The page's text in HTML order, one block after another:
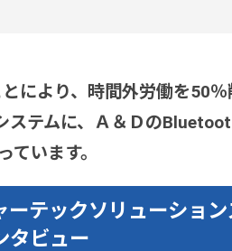
により、時間外労働を50
ステムに、Ａ＆Ｄの
ています。
テックソリューショ
タビュー